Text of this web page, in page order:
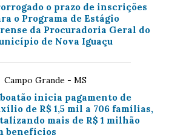
o prazo de inscrições
o Programa de Estágio
da Procuradoria Geral do
de Nova Iguaçu
Campo Grande - MS
inicia pagamento de
de R$ 1,5 mil a 706 famílias,
mais de R$ 1 milhão
benefícios